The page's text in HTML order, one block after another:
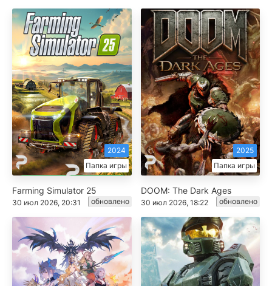
Папка игры
2024
Farming Simulator 25
30 июл 2026, 20:31 обновлено
Папка игры
2025
DOOM: The Dark Ages
30 июл 2026, 18:22 обновлено